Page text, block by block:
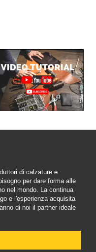
di calzature e
per dare forma alle
nel mondo. La continua
e l'esperienza acquisita
di noi il partner ideale